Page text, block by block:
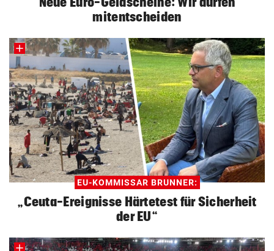
mitentscheiden
EU-KOMMISSAR BRUNNER:
„Ceuta-Ereignisse Härtetest für Sicherheit
der EU“